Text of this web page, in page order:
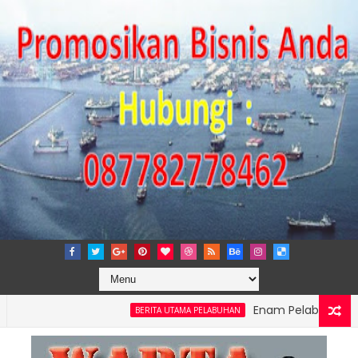
BERITA UTAMA PELABUHAN Enam Pelabuhan ASDP